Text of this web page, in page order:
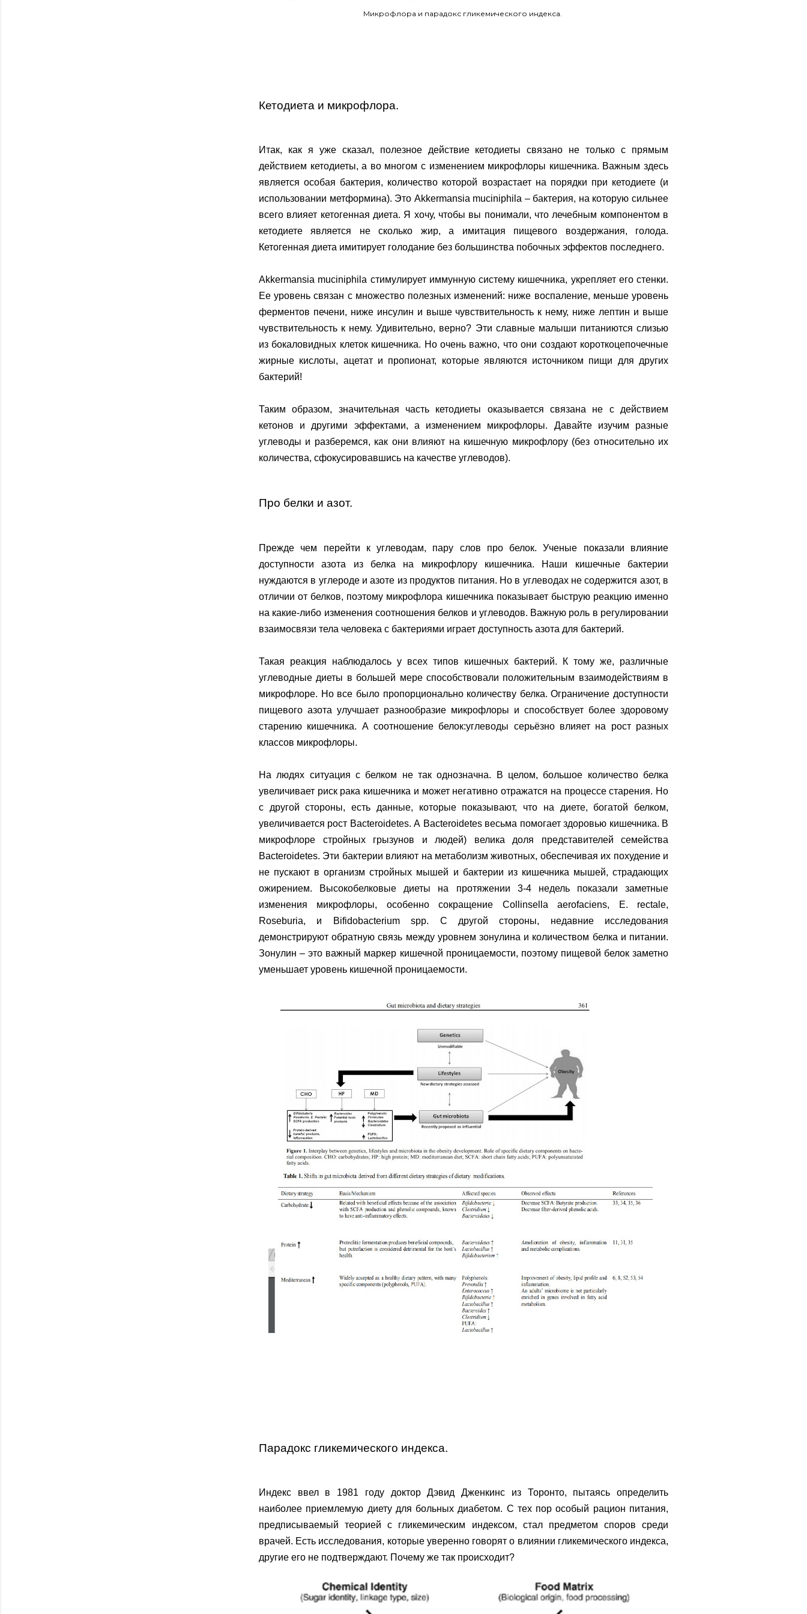
Микрофлора и парадокс гликемического индекса.
Кетодиета и микрофлора.
Итак, как я уже сказал, полезное действие кетодиеты связано не только с прямым
действием кетодиеты, а во многом с изменением микрофлоры кишечника. Важным здесь
является особая бактерия, количество которой возрастает на порядки при кетодиете (и
использовании метформина). Это Akkermansia muciniphila – бактерия, на которую сильнее
всего влияет кетогенная диета. Я хочу, чтобы вы понимали, что лечебным компонентом в
кетодиете является не сколько жир, а имитация пищевого воздержания, голода.
Кетогенная диета имитирует голодание без большинства побочных эффектов последнего.
Akkermansia muciniphila стимулирует иммунную систему кишечника, укрепляет его стенки.
Ее уровень связан с множество полезных изменений: ниже воспаление, меньше уровень
ферментов печени, ниже инсулин и выше чувствительность к нему, ниже лептин и выше
чувствительность к нему. Удивительно, верно? Эти славные малыши питаниются слизью
из бокаловидных клеток кишечника. Но очень важно, что они создают короткоцепочечные
жирные кислоты, ацетат и пропионат, которые являются источником пищи для других
бактерий!
Таким образом, значительная часть кетодиеты оказывается связана не с действием
кетонов и другими эффектами, а изменением микрофлоры. Давайте изучим разные
углеводы и разберемся, как они влияют на кишечную микрофлору (без относительно их
количества, сфокусировавшись на качестве углеводов).
Про белки и азот.
Прежде чем перейти к углеводам, пару слов про белок. Ученые показали влияние
доступности азота из белка на микрофлору кишечника. Наши кишечные бактерии
нуждаются в углероде и азоте из продуктов питания. Но в углеводах не содержится азот, в
отличии от белков, поэтому микрофлора кишечника показывает быструю реакцию именно
на какие-либо изменения соотношения белков и углеводов. Важную роль в регулировании
взаимосвязи тела человека с бактериями играет доступность азота для бактерий.
Такая реакция наблюдалось у всех типов кишечных бактерий. К тому же, различные
углеводные диеты в большей мере способствовали положительным взаимодействиям в
микрофлоре. Но все было пропорционально количеству белка. Ограничение доступности
пищевого азота улучшает разнообразие микрофлоры и способствует более здоровому
старению кишечника. А соотношение белок:углеводы серьёзно влияет на рост разных
классов микрофлоры.
На людях ситуация с белком не так однозначна. В целом, большое количество белка
увеличивает риск рака кишечника и может негативно отражатся на процессе старения. Но
с другой стороны, есть данные, которые показывают, что на диете, богатой белком,
увеличивается рост Bacteroidetes. А Bacteroidetes весьма помогает здоровью кишечника. В
микрофлоре стройных грызунов и людей) велика доля представителей семейства
Bacteroidetes. Эти бактерии влияют на метаболизм животных, обеспечивая их похудение и
не пускают в организм стройных мышей и бактерии из кишечника мышей, страдающих
ожирением. Высокобелковые диеты на протяжении 3-4 недель показали заметные
изменения микрофлоры, особенно сокращение Collinsella aerofaciens, E. rectale,
Roseburia, и Bifidobacterium spp. С другой стороны, недавние исследования
демонстрируют обратную связь между уровнем зонулина и количеством белка и питании.
Зонулин – это важный маркер кишечной проницаемости, поэтому пищевой белок заметно
уменьшает уровень кишечной проницаемости.
Парадокс гликемического индекса.
Индекс ввел в 1981 году доктор Дэвид Дженкинс из Торонто, пытаясь определить
наиболее приемлемую диету для больных диабетом. С тех пор особый рацион питания,
предписываемый теорией с гликемическим индексом, стал предметом споров среди
врачей. Есть исследования, которые уверенно говорят о влиянии гликемического индекса,
другие его не подтверждают. Почему же так происходит?